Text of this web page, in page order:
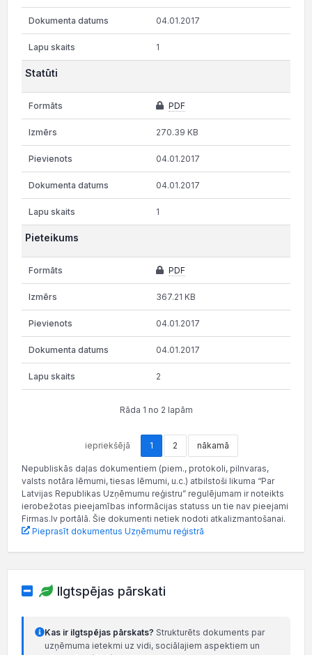
04.01.2017
1
Statūti
PDF
270.39 KB
04.01.2017
04.01.2017
1
Pieteikums
PDF
367.21 KB
04.01.2017
04.01.2017
2
Rāda 1 no 2 lapām
iepriekšējā 1 2 nākamā
Nepubliskās daļas dokumentiem (piem., protokoli, pilnvaras,
valsts notāra lēmumi, tiesas lēmumi, u.c.) atbilstoši likuma “Par
Latvijas Republikas Uzņēmumu reģistru” regulējumam ir noteikts
ierobežotas pieejamības informācijas statuss un tie nav pieejami
Firmas.lv portālā. Šie dokumenti netiek nodoti atkalizmantošanai.
Pieprasīt dokumentus Uzņēmumu reģistrā
Ilgtspējas pārskati
Kas ir ilgtspējas pārskats? Strukturēts dokuments par
uzņēmuma ietekmi uz vidi, sociālajiem aspektiem un